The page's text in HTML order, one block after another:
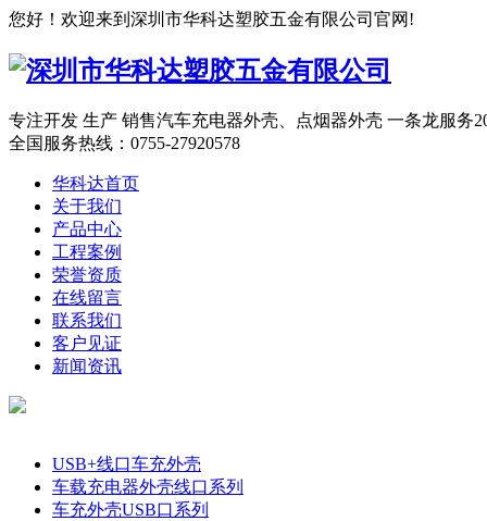
您好！欢迎来到深圳市华科达塑胶五金有限公司官网!
专注开发 生产 销售汽车充电器外壳、点烟器外壳 一条龙服务
全国服务热线： 0755-27920578
华科达首页
关于我们
产品中心
工程案例
荣誉资质
在线留言
联系我们
客户见证
新闻资讯
USB+线口车充外壳
车载充电器外壳线口系列
车充外壳USB口系列